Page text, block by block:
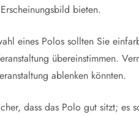
bieten.
eines Polos sollten Sie
übereinstimmen.
ablenken könnten.
dass das Polo gut sitzt; es